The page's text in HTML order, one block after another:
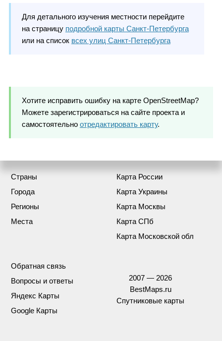
Для детального изучения местности перейдите
на страницу подробной карты Санкт-Петербурга
или на список всех улиц Санкт-Петербурга
Хотите исправить ошибку на карте OpenStreetMap?
Можете зарегистрироваться на сайте проекта и
самостоятельно отредактировать карту.
Страны
Города
Регионы
Места
Карта России
Карта Украины
Карта Москвы
Карта СПб
Карта Московской обл
Обратная связь
Вопросы и ответы
Яндекс Карты
Google Карты
2007 — 2026
BestMaps.ru
Спутниковые карты